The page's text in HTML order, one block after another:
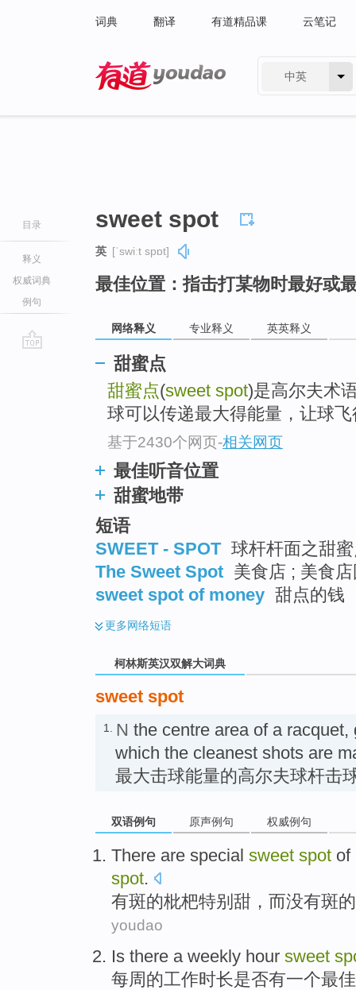
词典 翻译 有道精品课 云笔记
中英
目录
释义
权威词典
例句
sweet spot
英 [ˈswiːt spɒt]
最佳位置：指击打某物时最好或
网络释义 专业释义 英英释义
甜蜜点
甜蜜点(sweet spot)是高尔夫术
球可以传递最大得能量，让球
基于2430个网页-相关网页
最佳听音位置
甜蜜地带
短语
SWEET - SPOT 球杆杆面之甜
The Sweet Spot 美食店 ; 美食
sweet spot of money 甜点的钱
更多网络短语
柯林斯英汉双解大词典
sweet spot
1. N the centre area of a
which the cleanest shots are
最大击球能量的高尔夫球杆击
双语例句 原声例句 权威例句
There are special sweet spot of
spot.
有斑的枇杷特别 甜 ， 而没有斑
youdao
Is there a weekly hour sweet
每周的工作时长是否有一个最